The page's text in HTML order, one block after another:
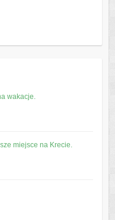
wakacje.
miejsce na Krecie.